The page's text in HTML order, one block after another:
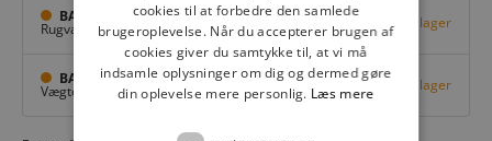
BAGGI Tarup Center
Rugvang 36, Odense NV Få på lager
BAGGI Nyborg
Vægtergade 1, Nyborg Få på lager
cookies til at forbedre den samlede
brugeroplevelse. Når du accepterer brugen af
cookies giver du samtykke til, at vi må
indsamle oplysninger om dig og dermed gøre
din oplevelse mere personlig. Læs mere